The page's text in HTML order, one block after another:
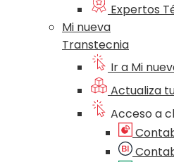
Expertos
Mi nueva
Transtecnia
Ir a Mi
Actualiza
Acceso a